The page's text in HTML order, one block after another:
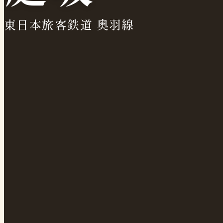
東日本旅客鉄道 奥羽線